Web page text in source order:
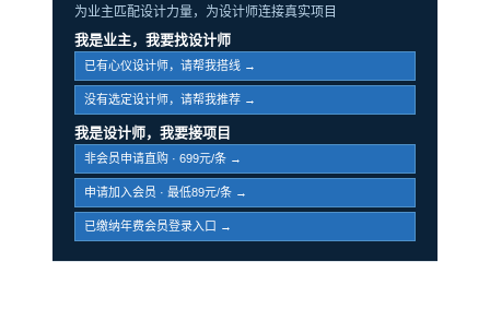
为业主匹配设计力量，为设计师连接真实项目
我是业主，我要找设计师
已有心仪设计师，请帮我搭线 →
没有选定设计师，请帮我推荐 →
我是设计师，我要接项目
非会员申请直购 · 699元/条 →
申请加入会员 · 最低89元/条 →
已缴纳年费会员登录入口 →